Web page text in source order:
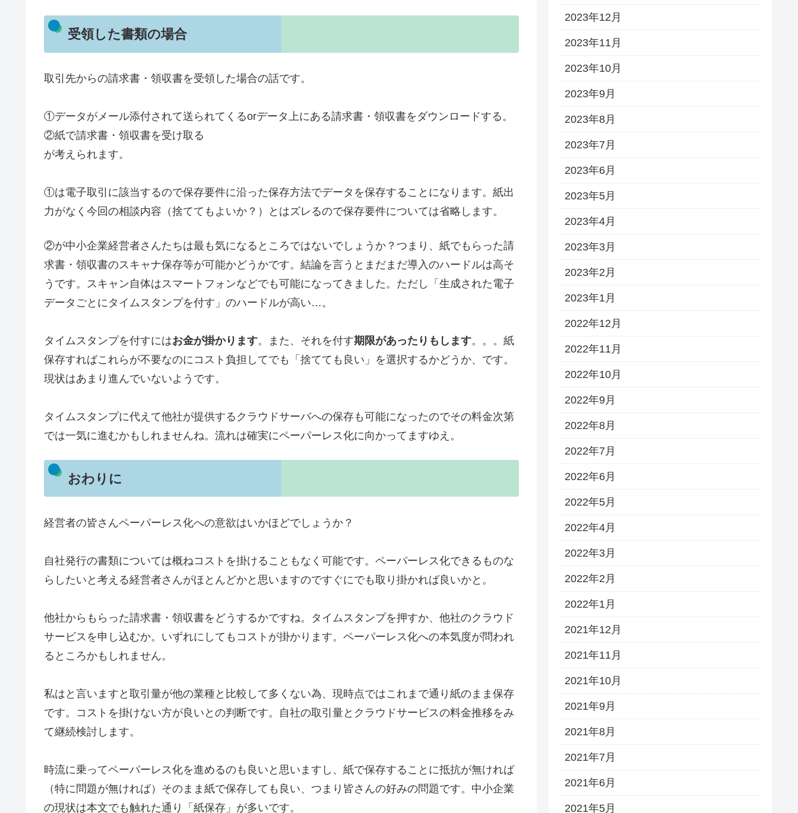
受領した書類の場合
取引先からの請求書・領収書を受領した場合の話です。
①データがメール添付されて送られてくるorデータ上にある請求書・領収書をダウンロードする。
②紙で請求書・領収書を受け取る
が考えられます。
①は電子取引に該当するので保存要件に沿った保存方法でデータを保存することになります。紙出
力がなく今回の相談内容（捨ててもよいか？）とはズレるので保存要件については省略します。
②が中小企業経営者さんたちは最も気になるところではないでしょうか？つまり、紙でもらった請
求書・領収書のスキャナ保存等が可能かどうかです。結論を言うとまだまだ導入のハードルは高そ
うです。スキャン自体はスマートフォンなどでも可能になってきました。ただし「生成された電子
データごとにタイムスタンプを付す」のハードルが高い…。
タイムスタンプを付すにはお金が掛かります。また、それを付す期限があったりもします。。。紙
保存すればこれらが不要なのにコスト負担してでも「捨てても良い」を選択するかどうか、です。
現状はあまり進んでいないようです。
タイムスタンプに代えて他社が提供するクラウドサーバへの保存も可能になったのでその料金次第
では一気に進むかもしれませんね。流れは確実にペーパーレス化に向かってますゆえ。
おわりに
経営者の皆さんペーパーレス化への意欲はいかほどでしょうか？
自社発行の書類については概ねコストを掛けることもなく可能です。ペーパーレス化できるものな
らしたいと考える経営者さんがほとんどかと思いますのですぐにでも取り掛かれば良いかと。
他社からもらった請求書・領収書をどうするかですね。タイムスタンプを押すか、他社のクラウド
サービスを申し込むか。いずれにしてもコストが掛かります。ペーパーレス化への本気度が問われ
るところかもしれません。
私はと言いますと取引量が他の業種と比較して多くない為、現時点ではこれまで通り紙のまま保存
です。コストを掛けない方が良いとの判断です。自社の取引量とクラウドサービスの料金推移をみ
て継続検討します。
時流に乗ってペーパーレス化を進めるのも良いと思いますし、紙で保存することに抵抗が無ければ
（特に問題が無ければ）そのまま紙で保存しても良い、つまり皆さんの好みの問題です。中小企業
の現状は本文でも触れた通り「紙保存」が多いです。
2023年12月
2023年11月
2023年10月
2023年9月
2023年8月
2023年7月
2023年6月
2023年5月
2023年4月
2023年3月
2023年2月
2023年1月
2022年12月
2022年11月
2022年10月
2022年9月
2022年8月
2022年7月
2022年6月
2022年5月
2022年4月
2022年3月
2022年2月
2022年1月
2021年12月
2021年11月
2021年10月
2021年9月
2021年8月
2021年7月
2021年6月
2021年5月